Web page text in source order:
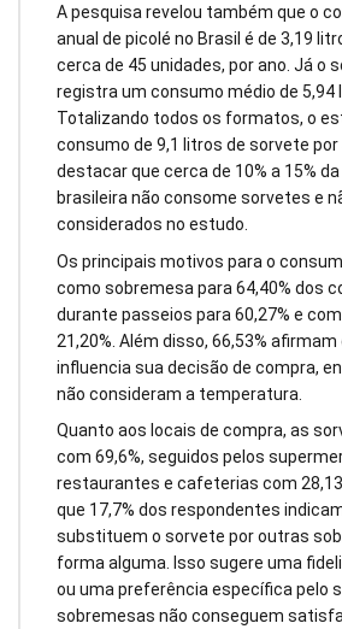
A pesquisa revelou também que o
anual de picolé no Brasil é de 3,19
cerca de 45 unidades, por ano. Já o
registra um consumo médio de 5,94
Totalizando todos os formatos, o
consumo de 9,1 litros de sorvete por
destacar que cerca de 10% a 15%
brasileira não consome sorvetes e
considerados no estudo.
Os principais motivos para o
como sobremesa para 64,40% dos
durante passeios para 60,27% e
21,20%. Além disso, 66,53%
influencia sua decisão de compra,
não consideram a temperatura.
Quanto aos locais de compra, as
com 69,6%, seguidos pelos
restaurantes e cafeterias com
que 17,7% dos respondentes
substituem o sorvete por outras
forma alguma. Isso sugere uma
ou uma preferência específica pelo
sobremesas não conseguem